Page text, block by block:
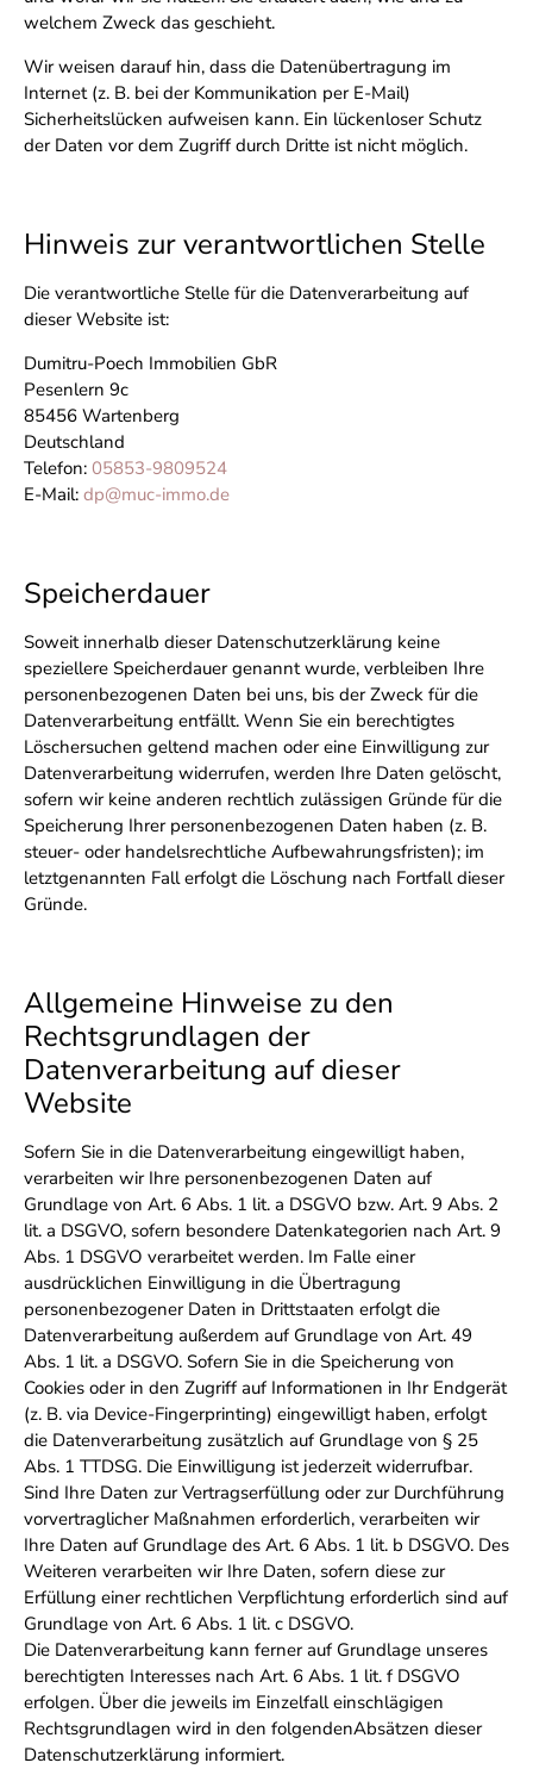
welchem Zweck das geschieht.
Wir weisen darauf hin, dass die Datenübertragung im
Internet (z. B. bei der Kommunikation per E-Mail)
Sicherheitslücken aufweisen kann. Ein lückenloser Schutz
der Daten vor dem Zugriff durch Dritte ist nicht möglich.
Hinweis zur verantwortlichen Stelle
Die verantwortliche Stelle für die Datenverarbeitung auf
dieser Website ist:
Dumitru-Poech Immobilien GbR
Pesenlern 9c
85456 Wartenberg
Deutschland
Telefon: 05853-9809524
E-Mail: dp@muc-immo.de
Speicherdauer
Soweit innerhalb dieser Datenschutzerklärung keine
speziellere Speicherdauer genannt wurde, verbleiben Ihre
personenbezogenen Daten bei uns, bis der Zweck für die
Datenverarbeitung entfällt. Wenn Sie ein berechtigtes
Löschersuchen geltend machen oder eine Einwilligung zur
Datenverarbeitung widerrufen, werden Ihre Daten gelöscht,
sofern wir keine anderen rechtlich zulässigen Gründe für die
Speicherung Ihrer personenbezogenen Daten haben (z. B.
steuer- oder handelsrechtliche Aufbewahrungsfristen); im
letztgenannten Fall erfolgt die Löschung nach Fortfall dieser
Gründe.
Allgemeine Hinweise zu den
Rechtsgrundlagen der
Datenverarbeitung auf dieser
Website
Sofern Sie in die Datenverarbeitung eingewilligt haben,
verarbeiten wir Ihre personenbezogenen Daten auf
Grundlage von Art. 6 Abs. 1 lit. a DSGVO bzw. Art. 9 Abs. 2
lit. a DSGVO, sofern besondere Datenkategorien nach Art. 9
Abs. 1 DSGVO verarbeitet werden. Im Falle einer
ausdrücklichen Einwilligung in die Übertragung
personenbezogener Daten in Drittstaaten erfolgt die
Datenverarbeitung außerdem auf Grundlage von Art. 49
Abs. 1 lit. a DSGVO. Sofern Sie in die Speicherung von
Cookies oder in den Zugriff auf Informationen in Ihr Endgerät
(z. B. via Device-Fingerprinting) eingewilligt haben, erfolgt
die Datenverarbeitung zusätzlich auf Grundlage von § 25
Abs. 1 TTDSG. Die Einwilligung ist jederzeit widerrufbar.
Sind Ihre Daten zur Vertragserfüllung oder zur Durchführung
vorvertraglicher Maßnahmen erforderlich, verarbeiten wir
Ihre Daten auf Grundlage des Art. 6 Abs. 1 lit. b DSGVO. Des
Weiteren verarbeiten wir Ihre Daten, sofern diese zur
Erfüllung einer rechtlichen Verpflichtung erforderlich sind auf
Grundlage von Art. 6 Abs. 1 lit. c DSGVO.
Die Datenverarbeitung kann ferner auf Grundlage unseres
berechtigten Interesses nach Art. 6 Abs. 1 lit. f DSGVO
erfolgen. Über die jeweils im Einzelfall einschlägigen
Rechtsgrundlagen wird in den folgendenAbsätzen dieser
Datenschutzerklärung informiert.